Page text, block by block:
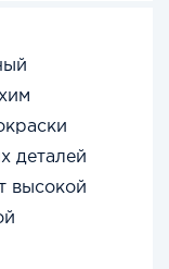
деталей
высокой